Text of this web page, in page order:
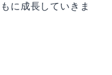
に成長していきま